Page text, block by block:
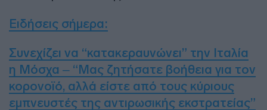
Ειδήσεις σήμερα:
Συνεχίζει να “κατακεραυνώνει” την Ιταλία
η Μόσχα – “Μας ζητήσατε βοήθεια για τον
κορονοϊό, αλλά είστε από τους κύριους
εμπνευστές της αντιρωσικής εκστρατείας”